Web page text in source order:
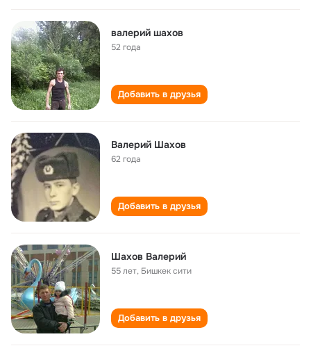
валерий шахов
52 года
Добавить в друзья
Валерий Шахов
62 года
Добавить в друзья
Шахов Валерий
55 лет, Бишкек сити
Добавить в друзья